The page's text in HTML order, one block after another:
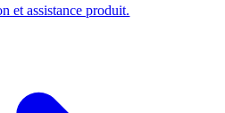
et assistance produit.